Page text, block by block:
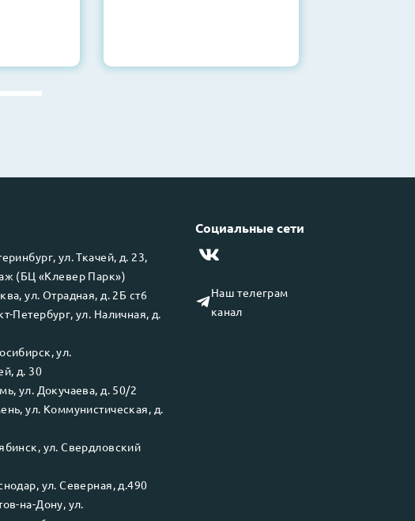
, ул.Ткачей, д. 23,
(БЦ «Клевер Парк»)
, ул. Отрадная, д. 2Б ст6
Петербург, ул. Наличная, д.
, ул.
д. 30
, ул. Докучаева, д. 50/2
, ул. Коммунистическая, д.
, ул.Свердловский
, ул.Северная, д.490
на-Дону, ул.
Социальные сети
Наш телеграм
канал